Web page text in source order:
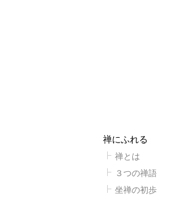
禅にふれる
禅とは
３つの禅語
坐禅の初歩